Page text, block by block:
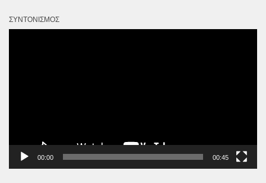
ΣΥΝΤΟΝΙΣΜΌΣ
00:00 00:45